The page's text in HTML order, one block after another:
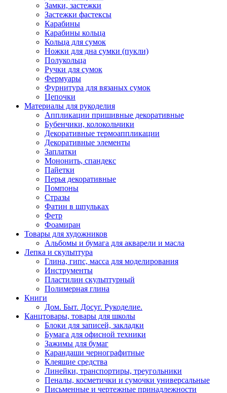
Замки, застежки
Застежки фастексы
Карабины
Карабины кольца
Кольца для сумок
Ножки для дна сумки (пукли)
Полукольца
Ручки для сумок
Фермуары
Фурнитура для вязаных сумок
Цепочки
Материалы для рукоделия
Аппликации пришивные декоративные
Бубенчики, колокольчики
Декоративные термоаппликации
Декоративные элементы
Заплатки
Мононить, спандекс
Пайетки
Перья декоративные
Помпоны
Стразы
Фатин в шпульках
Фетр
Фоамиран
Товары для художников
Альбомы и бумага для акварели и масла
Лепка и скульптура
Глина, гипс, масса для моделирования
Инструменты
Пластилин скульптурный
Полимерная глина
Книги
Дом. Быт. Досуг. Рукоделие.
Канцтовары, товары для школы
Блоки для записей, закладки
Бумага для офисной техники
Зажимы для бумаг
Карандаши чернографитные
Клеящие средства
Линейки, транспортиры, треугольники
Пеналы, косметички и сумочки универсальные
Письменные и чертежные принадлежности